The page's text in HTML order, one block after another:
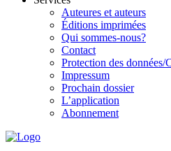
Auteures et auteurs
Éditions imprimées
Qui sommes-nous?
Contact
Protection des
Impressum
Prochain dossier
L’application
Abonnement